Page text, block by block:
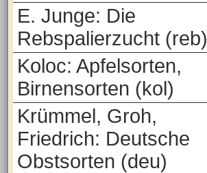
E. Junge: Die
Rebspalierzucht (reb)
Koloc: Apfelsorten,
Birnensorten (kol)
Krümmel, Groh,
Friedrich: Deutsche
Obstsorten (deu)